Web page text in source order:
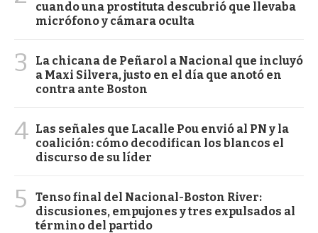
cuando una prostituta descubrió que llevaba
micrófono y cámara oculta
3
La chicana de Peñarol a Nacional que incluyó
a Maxi Silvera, justo en el día que anotó en
contra ante Boston
4 Las señales que Lacalle Pou envió al PN y la
coalición: cómo decodifican los blancos el
discurso de su líder
5
Tenso final del Nacional-Boston River:
discusiones, empujones y tres expulsados al
término del partido